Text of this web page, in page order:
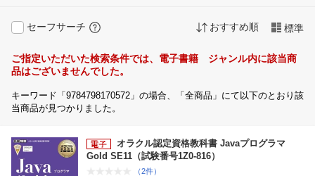
セーフサーチ おすすめ順 標準
ご指定いただいた検索条件では、電子書籍 ジャンル内に該当商
品はございませんでした。
キーワード「9784798170572」の場合、「全商品」にて以下のとおり該
当商品が見つかりました。
オラクル認定資格教科書 Javaプログラマ
Gold SE11（試験番号1Z0-816）
（2件）